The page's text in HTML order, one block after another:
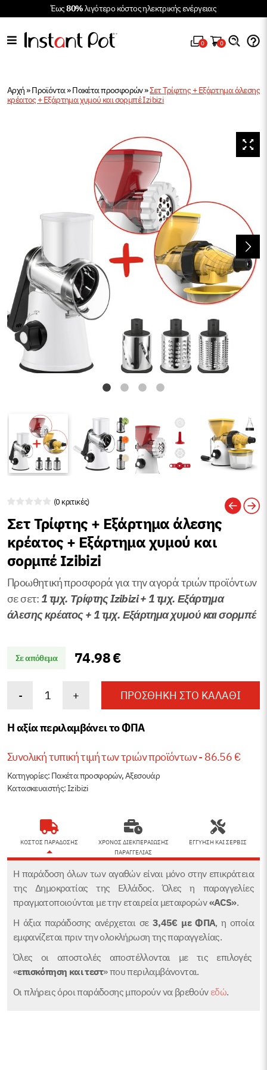
Έως80%λιγότερο κόστος ηλεκτρικής ενέργειας
0 0
Αρχή»Προϊόντα»Πακέτα προσφορών»Σετ Τρίφτης + Εξάρτημα άλεσης
κρέατος + Εξάρτημα χυμού και σορμπέ Izibizi
(0 κριτικές)
Σετ Τρίφτης + Εξάρτημα άλεσης
κρέατος + Εξάρτημα χυμού και
σορμπέ Izibizi
Προωθητική προσφορά για την αγορά τριών προϊόντων
σε σετ: 1 τμχ. ΤρίφτηςIzibizi + 1 τμχ. Εξάρτημα
άλεσης κρέατος + 1 τμχ. Εξάρτημα χυμού και σορμπέ
Σε απόθεμα 74.98€
-
Σετ
Εξάρτημα
άλεσης
κρέατος
+
χυμού
και
σορμπέ
ποσότητα
+ ΠΡΟΣΘΉΚΗ ΣΤΟ ΚΑΛΆΘΙ
Η αξία περιλαμβάνει το ΦΠΑ
Συνολική τυπική τιμή των τριών προϊόντων - 86.56 €
Κατηγορίες: Πακέτα προσφορών,Αξεσουάρ
Κατασκευαστής: Izibizi
ΚΟΣΤΟΣ ΠΑΡΑΔΟΣΗΣ
ΧΡΟΝΟΣ ΔΙΕΚΠΕΡΑΙΩΣΗΣ
ΠΑΡΑΓΓΕΛΙΑΣ
ΕΓΓΥΗΣΗ ΚΑΙ ΣΕΡΒΙΣ
Η παράδοση όλων των αγαθών είναι μόνο στην επικράτεια
της Δημοκρατίας της Ελλάδος. Όλες η παραγγελίες
πραγματοποιούνται με την εταιρεία μεταφορών«ACS».
Η άξια παράδοσης ανέρχεται σε 3,45€ με ΦΠΑ, η οποία
εμφανίζεται πριν την ολοκλήρωση της παραγγελίας.
Όλες οι αποστολές αποστέλλονται με τις επιλογές
«επισκόπηση και τεστ» που περιλαμβάνονται.
Οι πλήρεις όροι παράδοσης μπορούν να βρεθούν εδώ.